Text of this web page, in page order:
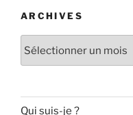
ARCHIVES
Qui suis-je ?